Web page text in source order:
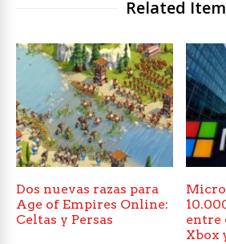
Related
Dos nuevas razas para
Age of Empires Online:
Celtas y Persas
entre
Xbox